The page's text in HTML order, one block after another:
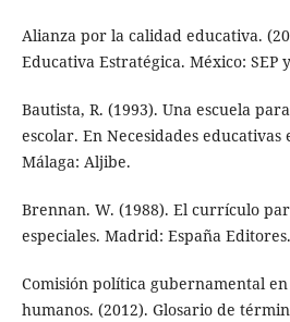
Alianza por la calidad educativa.
Educativa Estratégica. México: SEP
Bautista, R. (1993). Una escuela
escolar. En Necesidades educativas
Málaga: Aljibe.
Brennan. W. (1988). El currículo
especiales. Madrid: España Editores.
Comisión política gubernamental
humanos. (2012). Glosario de